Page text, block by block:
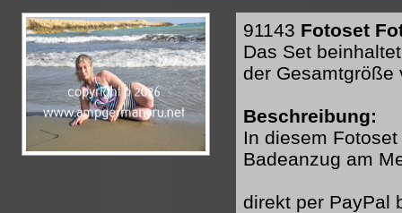
91143 Fotoset
Das Set
der Gesamtgröße
Beschreibung:
In diesem
Badeanzug am
direkt per PayPal